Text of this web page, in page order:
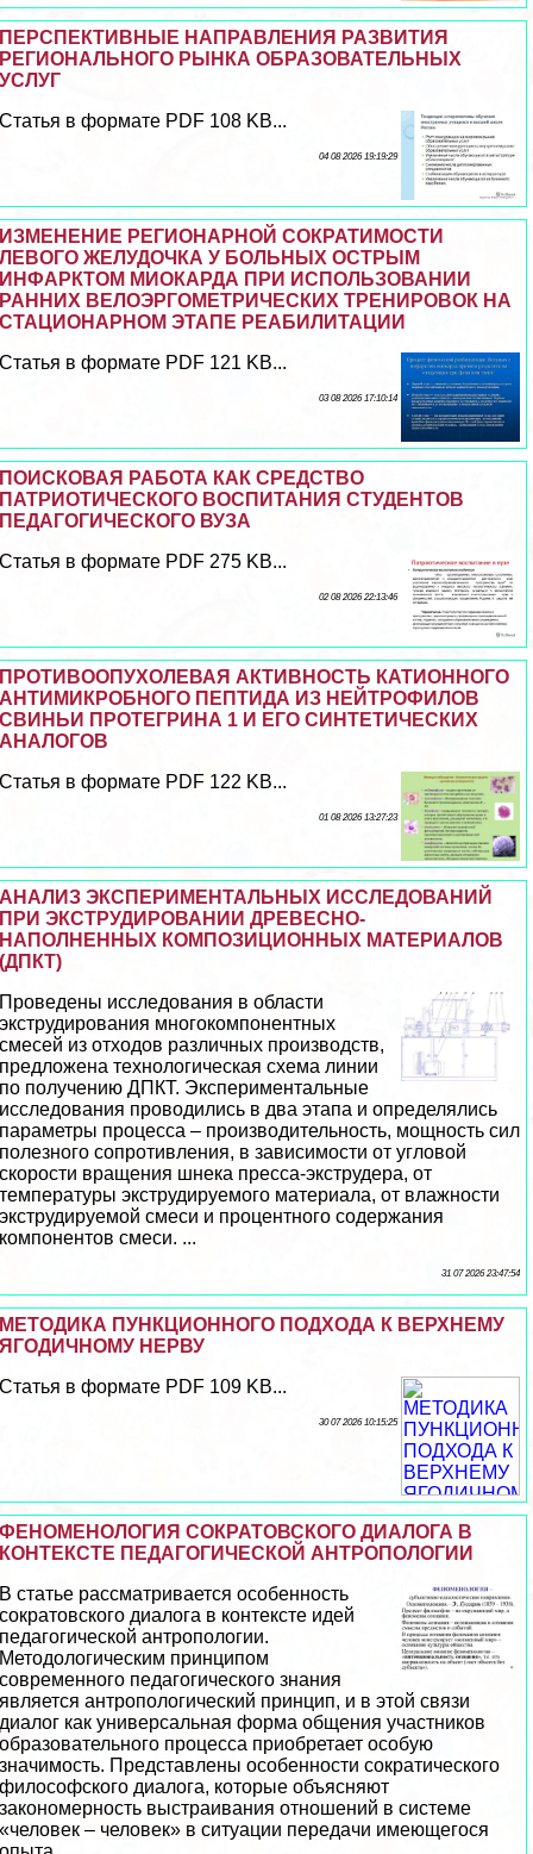
ПЕРСПЕКТИВНЫЕ НАПРАВЛЕНИЯ РАЗВИТИЯ
РЕГИОНАЛЬНОГО РЫНКА ОБРАЗОВАТЕЛЬНЫХ
УСЛУГ
Статья в формате PDF 108 KB...
04 08 2026 19:19:29
ИЗМЕНЕНИЕ РЕГИОНАРНОЙ СОКРАТИМОСТИ
ЛЕВОГО ЖЕЛУДОЧКА У БОЛЬНЫХ ОСТРЫМ
ИНФАРКТОМ МИОКАРДА ПРИ ИСПОЛЬЗОВАНИИ
РАННИХ ВЕЛОЭРГОМЕТРИЧЕСКИХ ТРЕНИРОВОК НА
СТАЦИОНАРНОМ ЭТАПЕ РЕАБИЛИТАЦИИ
Статья в формате PDF 121 KB...
03 08 2026 17:10:14
ПОИСКОВАЯ РАБОТА КАК СРЕДСТВО
ПАТРИОТИЧЕСКОГО ВОСПИТАНИЯ СТУДЕНТОВ
ПЕДАГОГИЧЕСКОГО ВУЗА
Статья в формате PDF 275 KB...
02 08 2026 22:13:46
ПРОТИВООПУХОЛЕВАЯ АКТИВНОСТЬ КАТИОННОГО
АНТИМИКРОБНОГО ПЕПТИДА ИЗ НЕЙТРОФИЛОВ
СВИНЬИ ПРОТЕГРИНА 1 И ЕГО СИНТЕТИЧЕСКИХ
АНАЛОГОВ
Статья в формате PDF 122 KB...
01 08 2026 13:27:23
АНАЛИЗ ЭКСПЕРИМЕНТАЛЬНЫХ ИССЛЕДОВАНИЙ
ПРИ ЭКСТРУДИРОВАНИИ ДРЕВЕСНО-
НАПОЛНЕННЫХ КОМПОЗИЦИОННЫХ МАТЕРИАЛОВ
(ДПКТ)
Проведены исследования в области
экструдирования многокомпонентных
смесей из отходов различных производств,
предложена технологическая схема линии
по получению ДПКТ. Экспериментальные
исследования проводились в два этапа и определялись
параметры процесса – производительность, мощность сил
полезного сопротивления, в зависимости от угловой
скорости вращения шнека пресса-экструдера, от
температуры экструдируемого материала, от влажности
экструдируемой смеси и процентного содержания
компонентов смеси. ...
31 07 2026 23:47:54
МЕТОДИКА ПУНКЦИОННОГО ПОДХОДА К ВЕРХНЕМУ
ЯГОДИЧНОМУ НЕРВУ
Статья в формате PDF 109 KB...
30 07 2026 10:15:25
ФЕНОМЕНОЛОГИЯ СОКРАТОВСКОГО ДИАЛОГА В
КОНТЕКСТЕ ПЕДАГОГИЧЕСКОЙ АНТРОПОЛОГИИ
В статье рассматривается особенность
сократовского диалога в контексте идей
педагогической антропологии.
Методологическим принципом
современного педагогического знания
является антропологический принцип, и в этой связи
диалог как универсальная форма общения участников
образовательного процесса приобретает особую
значимость. Представлены особенности сократического
философского диалога, которые объясняют
закономерность выстраивания отношений в системе
«человек – человек» в ситуации передачи имеющегося